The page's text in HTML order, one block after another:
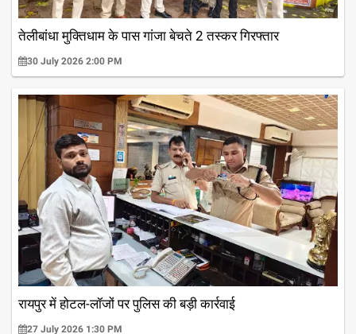
तेलीबांधा मुक्तिधाम के पास गांजा बेचते 2 तस्कर गिरफ्तार
30 July 2026 2:00 PM
रायपुर में होटल-लॉजों पर पुलिस की बड़ी कार्रवाई
27 July 2026 1:30 PM